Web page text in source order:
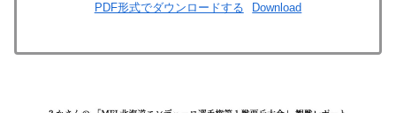
PDF形式でダウンロードする Download